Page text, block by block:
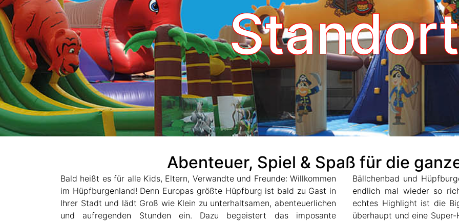
Standort
Abenteuer, Spiel & Spaß für die
Bald heißt es für alle Kids, Eltern, Verwandte und Freunde: Willkommen
im Hüpfburgenland! Denn Europas größte Hüpfburg ist bald zu Gast in
Ihrer Stadt und lädt Groß wie Klein zu unterhaltsamen, abenteuerlichen
und aufregenden Stunden ein. Dazu begeistert das imposante
Bällchenbad und Hüpfburgenpalast – Kinder jeden Alters können sich
endlich mal wieder so richtig austoben und sportlich betätigen. Ein
echtes Highlight ist die Big-Green-Slide - eine der größten Rutschen
überhaupt und eine Super-Herausforderung für die großen Kinder. Klar,